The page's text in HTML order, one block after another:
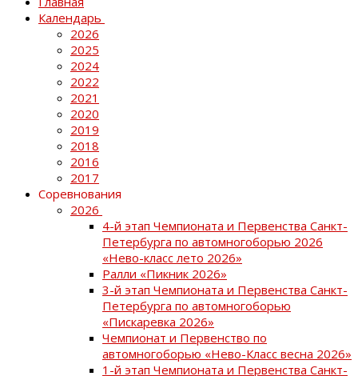
Календарь
2026
2025
2024
2022
2021
2020
2019
2018
2016
2017
Соревнования
2026
4-й этап Чемпионата и Первенства Санкт-
Петербурга по автомногоборью 2026
«Нево-класс лето 2026»
Ралли «Пикник 2026»
3-й этап Чемпионата и Первенства Санкт-
Петербурга по автомногоборью
«Пискаревка 2026»
Чемпионат и Первенство по
автомногоборью «Нево-Класс весна 2026»
1-й этап Чемпионата и Первенства Санкт-